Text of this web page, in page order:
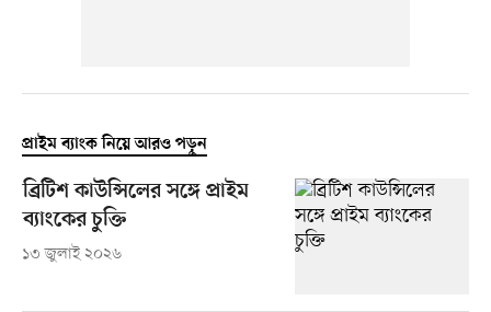
প্রাইম ব্যাংক নিয়ে আরও পড়ুন
ব্রিটিশ কাউন্সিলের সঙ্গে প্রাইম
ব্যাংকের চুক্তি
১৩ জুলাই ২০২৬